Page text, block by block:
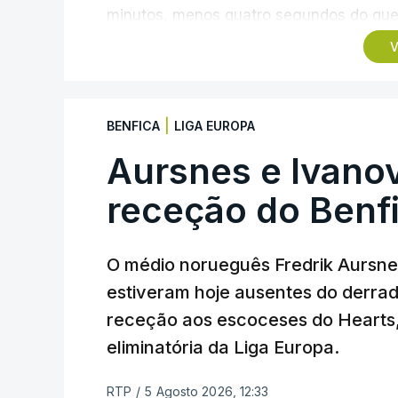
minutos, menos quatro segundos do
campeão olímpico de Madison em
triunfo em prólogos da prova, o sexto
segundos, enquanto o italiano Luca
(Anicolor-Campicarn), vencedor das
quarta e quinta posições,
em Sintra, na primeira das 10 etapas
categoria nos derradeiros 50
TÓPICOS
BENFICA LIGA EUROPA
Aursnes e
receção do
O médio norueguês Fredrik
estiveram hoje ausentes do
receção aos escoceses do
eliminatória da Liga Europa.
RTP / 5 Agosto 2026, 12:33